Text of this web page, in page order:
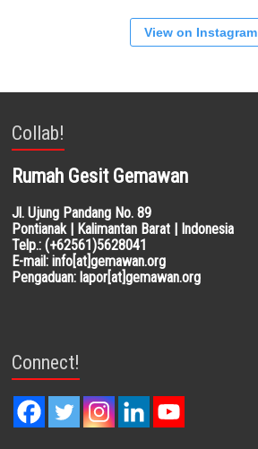
View on Instagram
Collab!
Rumah Gesit Gemawan
Jl. Ujung Pandang No. 89
Pontianak | Kalimantan Barat | Indonesia
Telp.: (+62561)5628041
E-mail: info[at]gemawan.org
Pengaduan: lapor[at]gemawan.org
Connect!